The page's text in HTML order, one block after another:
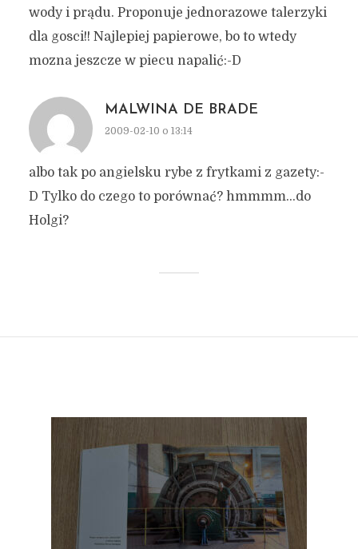
wody i prądu. Proponuje jednorazowe talerzyki
dla gosci!! Najlepiej papierowe, bo to wtedy
mozna jeszcze w piecu napalić:-D
MALWINA DE BRADE
2009-02-10 o 13:14
albo tak po angielsku rybe z frytkami z gazety:-
D Tylko do czego to porównać? hmmmm…do
Holgi?